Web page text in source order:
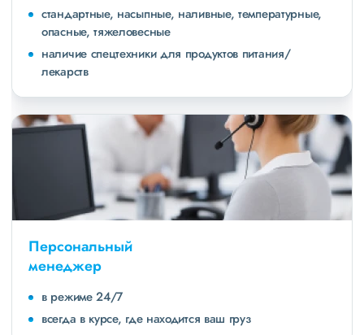
стандартные, насыпные, наливные, температурные,
опасные, тяжеловесные
наличие спецтехники для продуктов питания/
лекарств
Персональный
менеджер
в режиме 24/7
всегда в курсе, где находится ваш груз